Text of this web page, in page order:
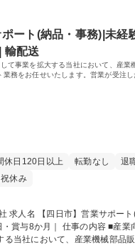
。メーカー商社の強みを活かし
ざいます。 募集職種 【西尾】製造
営業｜年休125日・家賃補助有
recruit/new/interviews/
ノウハウ共有を進める文化があり
点での成功事例や次の1手に対
。日々改善を図れる環境が整って
学 高専 語学力： 資格：第一種
ポート(納品・事務)|未経
輸配送
て事業を拡大する当社において、産業
業務をお任せいたします。営業が受注
きます。
休日120日以上 転勤なし
退
休み
務)｜
内容 ■産業向けの「総合商
る当社において、産業機械部品